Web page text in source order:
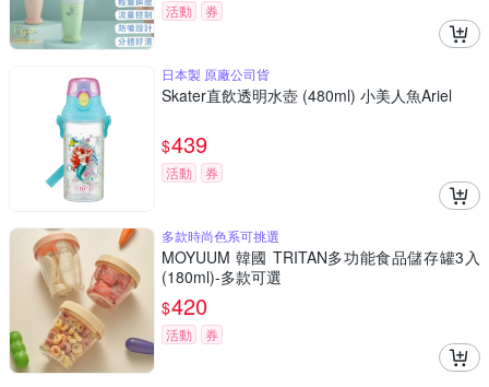
活動 券
日本製 原廠公司貨
Skater直飲透明水壺 (480ml) 小美人魚Ariel
$439
活動 券
多款時尚色系可挑選
MOYUUM 韓國 TRITAN多功能食品儲存罐3入
(180ml)-多款可選
$420
活動 券